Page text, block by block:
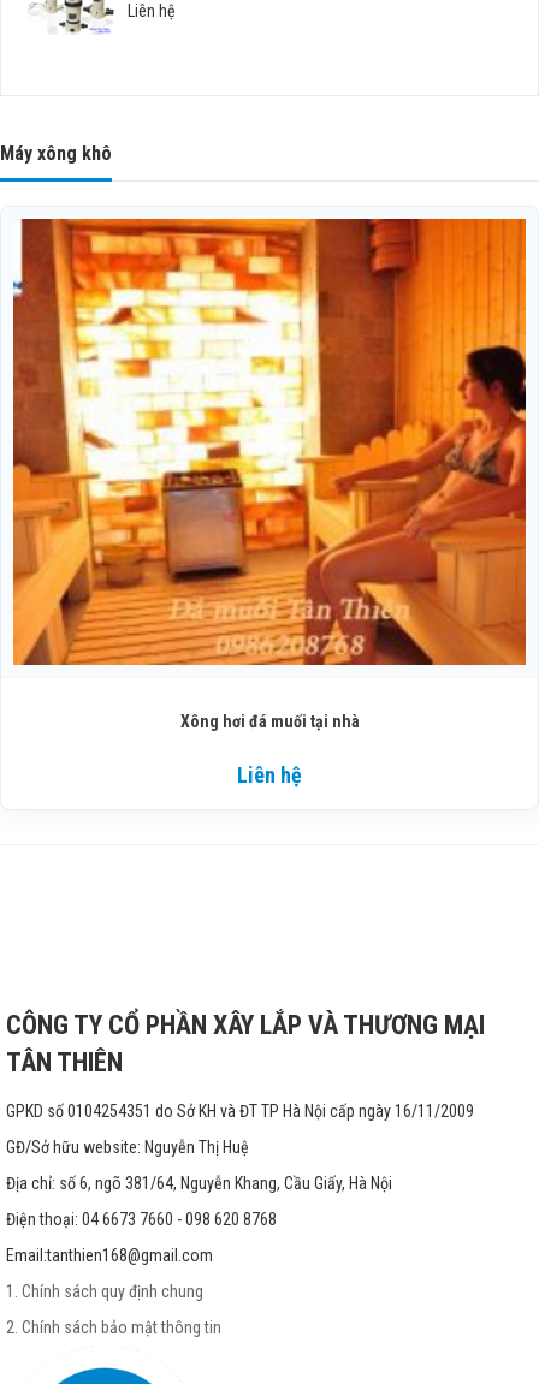
Liên hệ
Máy xông khô
Xông hơi đá muối tại nhà
Liên hệ
CÔNG TY CỔ PHẦN XÂY LẮP VÀ THƯƠNG MẠI
TÂN THIÊN
GPKD số 0104254351 do Sở KH và ĐT TP Hà Nội cấp ngày 16/11/2009
GĐ/Sở hữu website: Nguyễn Thị Huệ
Địa chỉ: số 6, ngõ 381/64, Nguyễn Khang, Cầu Giấy, Hà Nội
Điện thoại: 04 6673 7660 - 098 620 8768
Email:tanthien168@gmail.com
1. Chính sách quy định chung
2. Chính sách bảo mật thông tin